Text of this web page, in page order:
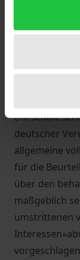
Verwaltung
nach der
verschoben.
Die Studie
deutscher
allgemeine
für die
über den
maßgeblich
umstrittenen